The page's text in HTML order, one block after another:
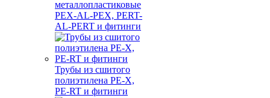
металлопластиковые
PEX-AL-PEX, PERT-
AL-PERT и фитинги
Трубы из сшитого
полиэтилена PE-X,
PE-RT и фитинги